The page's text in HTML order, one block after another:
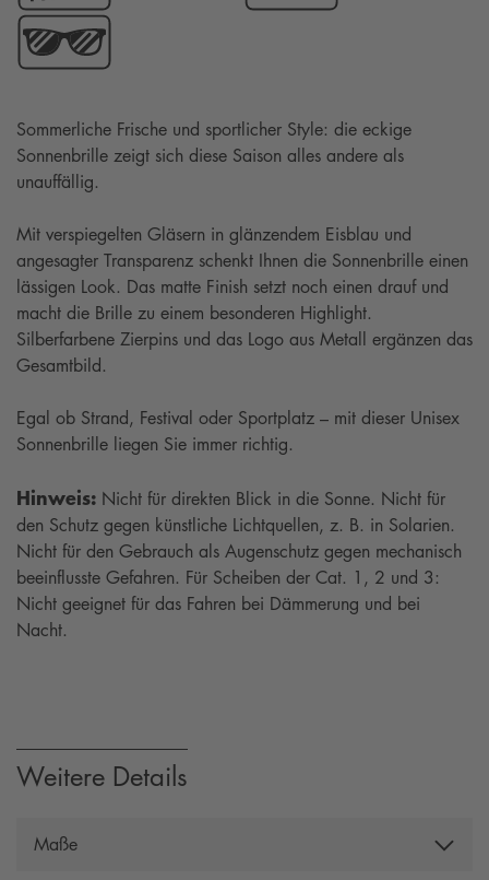
Sommerliche Frische und sportlicher Style: die eckige
Sonnenbrille zeigt sich diese Saison alles andere als
unauffällig.
Mit verspiegelten Gläsern in glänzendem Eisblau und
angesagter Transparenz schenkt Ihnen die Sonnenbrille einen
lässigen Look. Das matte Finish setzt noch einen drauf und
macht die Brille zu einem besonderen Highlight.
Silberfarbene Zierpins und das Logo aus Metall ergänzen das
Gesamtbild.
Egal ob Strand, Festival oder Sportplatz – mit dieser Unisex
Sonnenbrille liegen Sie immer richtig.
Hinweis: Nicht für direkten Blick in die Sonne. Nicht für
den Schutz gegen künstliche Lichtquellen, z. B. in Solarien.
Nicht für den Gebrauch als Augenschutz gegen mechanisch
beeinflusste Gefahren. Für Scheiben der Cat. 1, 2 und 3:
Nicht geeignet für das Fahren bei Dämmerung und bei
Nacht.
Weitere Details
Maße